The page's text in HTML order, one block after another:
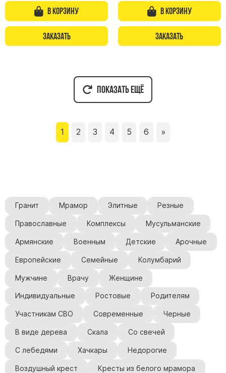
В корзину
Заказать
В корзину
Заказать
Показать ещё
1 2 3 4 5 6 »
Гранит Мрамор Элитные Резные
Православные Комплексы Мусульманские
Армянские Военным Детские Арочные
Европейские Семейные Колумбарий
Мужчине Врачу Женщине
Индивидуальные Ростовые Родителям
Участникам СВО Современные Черные
В виде дерева Скала Со свечей
С лебедями Хачкары Недорогие
Воздушный крест Кресты из белого мрамора